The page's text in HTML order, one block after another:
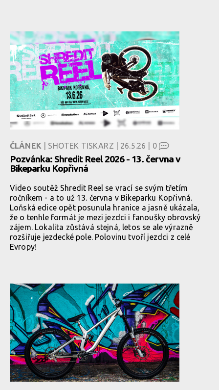
ČLÁNEK | SHOTEK TISKARZ | 26.5.26 | 0
Pozvánka: Shredit Reel 2026 - 13. června v
Bikeparku Kopřivná
Video soutěž Shredit Reel se vrací se svým třetím
ročníkem - a to už 13. června v Bikeparku Kopřivná.
Loňská edice opět posunula hranice a jasně ukázala,
že o tenhle formát je mezi jezdci i fanoušky obrovský
zájem. Lokalita zůstává stejná, letos se ale výrazně
rozšiřuje jezdecké pole. Polovinu tvoří jezdci z celé
Evropy!